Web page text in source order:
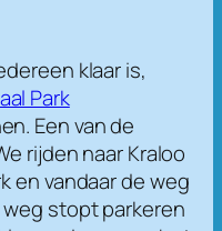
klaar is,
Park
Een van de
rijden naar Kraloo
en vandaar de weg
stopt parkeren